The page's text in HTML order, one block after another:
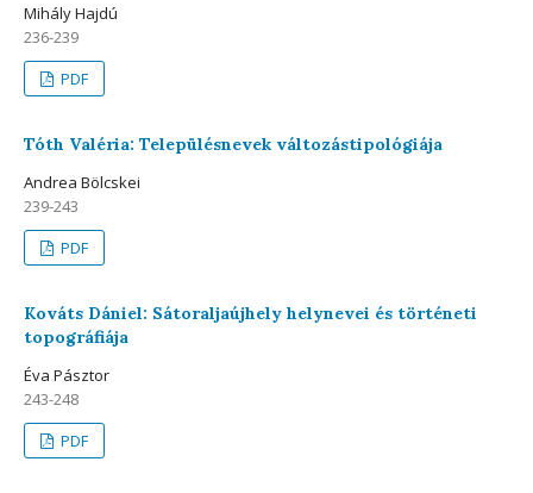
Mihály Hajdú
236-239
PDF
Tóth Valéria: Településnevek változástipológiája
Andrea Bölcskei
239-243
PDF
Kováts Dániel: Sátoraljaújhely helynevei és történeti
topográfiája
Éva Pásztor
243-248
PDF